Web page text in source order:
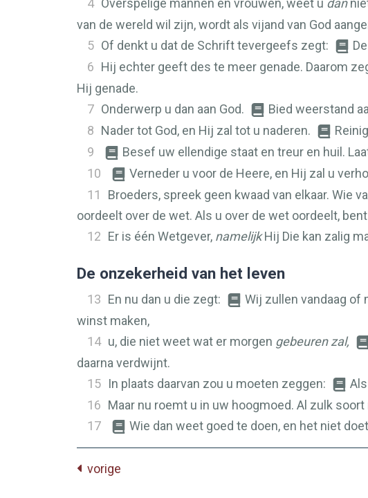
4 Overspelige mannen en vrouwen, weet u dan
van de wereld wil zijn, wordt als vijand van God
5 Of denkt u dat de Schrift tevergeefs zegt:
6 Hij echter geeft des te meer genade. Daarom
Hij genade.
7 Onderwerp u dan aan God.
Bied weerstand
8 Nader tot God, en Hij zal tot u naderen.
9
Besef uw ellendige staat en treur en huil.
10
Verneder u voor de Heere, en Hij zal u
11
Broeders, spreek geen kwaad van elkaar. Wie
oordeelt over de wet. Als u over de wet oordeelt,
12 Er is één Wetgever, namelijkHij Die kan zalig
De onzekerheid van het leven
13 En nu dan u die zegt:
Wij zullen vandaag of
winst maken,
14 u, die niet weet wat er morgen gebeuren zal,
daarna verdwijnt.
15 In plaats daarvan zou u moeten zeggen:
16 Maar nu roemt u in uw hoogmoed. Al zulk
17
Wie dan weet goed te doen, en het niet
vorige